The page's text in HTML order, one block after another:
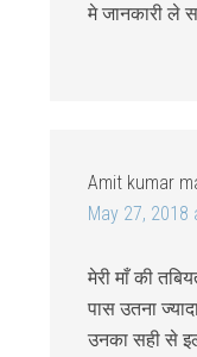
मे जानकारी ले
Amit kumar
May 27, 2018
मेरी माँ की
पास उतना
उनका सही से